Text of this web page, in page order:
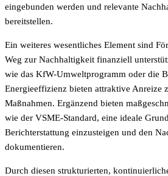
eingebunden werden und relevante
bereitstellen.
Ein weiteres wesentliches Element sind
Weg zur Nachhaltigkeit finanziell
wie das KfW-Umweltprogramm oder die
Energieeffizienz bieten attraktive Anreize
Maßnahmen. Ergänzend bieten
wie der VSME-Standard, eine ideale
Berichterstattung einzusteigen und den
dokumentieren.
Durch diesen strukturierten,